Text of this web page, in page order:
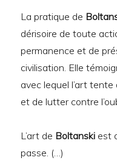
La pratique de
dérisoire de toute
permanence et de
civilisation. Elle
avec lequel l’art
et de lutter contre
L’art de Boltanski est
passe. (…)